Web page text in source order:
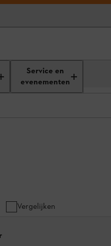
Service en
evenementen
Vergelijken